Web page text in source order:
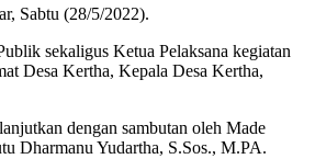
Sabtu (28/5/2022).
sekaligus Ketua Pelaksana kegiatan
Desa Kertha, Kepala Desa Kertha,
dengan sambutan oleh Made
Dharmanu Yudartha, S.Sos., M.PA.